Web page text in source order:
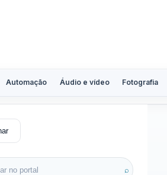
Automação Áudio e vídeo Fotografia
por: ⌕